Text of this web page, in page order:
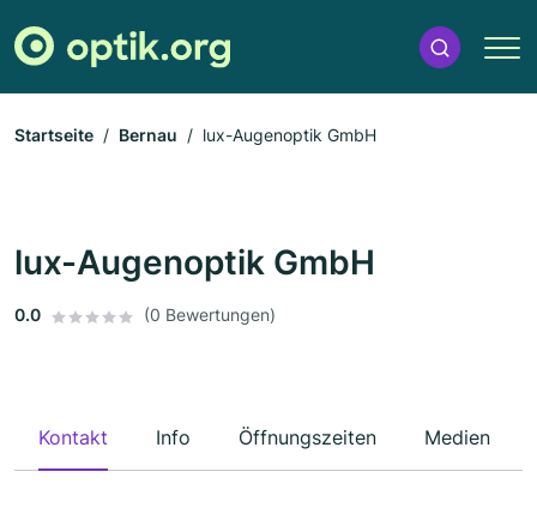
Startseite Bernau lux-Augenoptik GmbH
lux-Augenoptik GmbH
0.0 (0 Bewertungen)
Kontakt Info Öffnungszeiten Medien